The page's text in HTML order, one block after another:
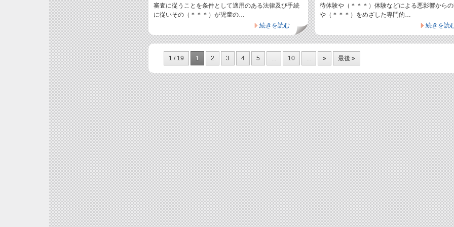
審査に従うことを条件として適用のある法律及び手続
に従いその（＊＊＊）が児童の…
続きを読む
待体験や（＊＊＊）体験などによる悪影響から
や（＊＊＊）をめざした専門的…
続きを読
1 / 19 1 2 3 4 5 ... 10 ... » 最後 »